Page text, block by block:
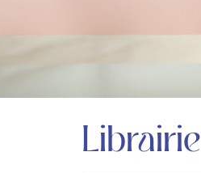
Librairie